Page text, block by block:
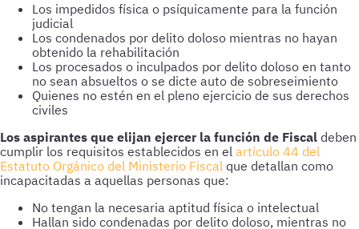
Los impedidos física o psíquicamente para la función
judicial
Los condenados por delito doloso mientras no hayan
obtenido la rehabilitación
Los procesados o inculpados por delito doloso en tanto
no sean absueltos o se dicte auto de sobreseimiento
Quienes no estén en el pleno ejercicio de sus derechos
civiles
Los aspirantes que elijan ejercer la función de Fiscal deben
cumplir los requisitos establecidos en el artículo 44 del
Estatuto Orgánico del Ministerio Fiscal que detallan como
incapacitadas a aquellas personas que:
No tengan la necesaria aptitud física o intelectual
Hallan sido condenadas por delito doloso, mientras no